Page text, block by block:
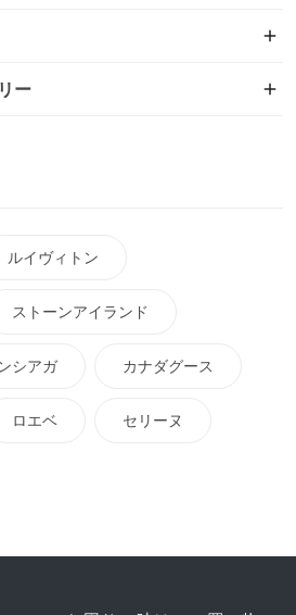
ー
ルイヴィトン
ストーンアイランド
シアガ カナダグース
ロエベ セリーヌ